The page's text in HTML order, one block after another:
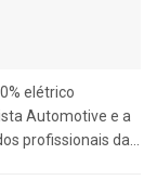
elétrico
Automotive e a
profissionais da...